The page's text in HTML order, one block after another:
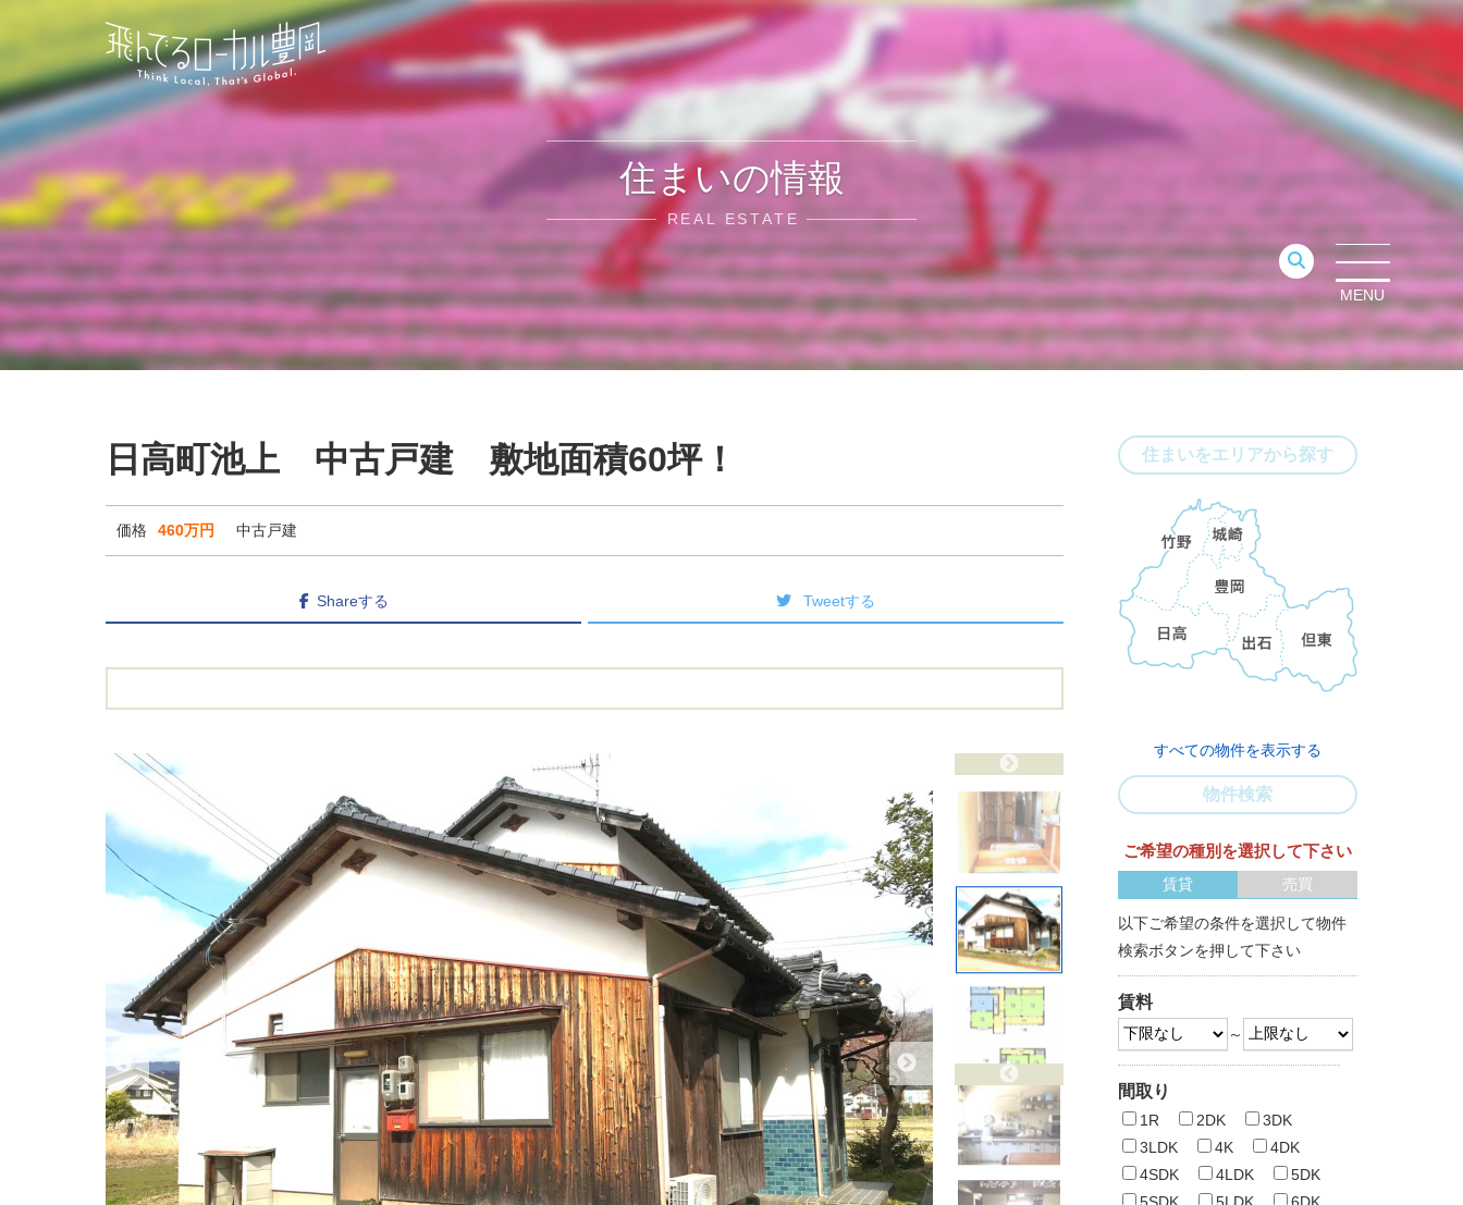
住まいの情報
REAL ESTATE
MENU
日高町池上 中古戸建 敷地面積60坪！
価格 460万円 中古戸建
Shareする Tweetする
住まいをエリアから探す
すべての物件を表示する
物件検索
ご希望の種別を選択して下さい
賃貸 売買
以下ご希望の条件を選択して物件
検索ボタンを押して下さい
賃料
～
間取り
1R 2DK
3DK
3LDK
4K
4DK
4SDK
4LDK
5DK